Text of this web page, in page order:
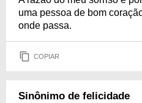
uma pessoa de bom
onde passa.
COPIAR
Sinônimo de felicidade